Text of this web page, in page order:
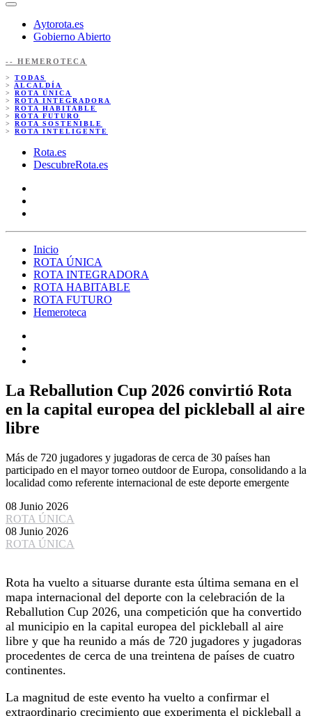
Aytorota.es
Gobierno Abierto
-- HEMEROTECA
> TODAS
> ALCALDÍA
> ROTA ÚNICA
> ROTA INTEGRADORA
> ROTA HABITABLE
> ROTA FUTURO
> ROTA SOSTENIBLE
> ROTA INTELIGENTE
Rota.es
DescubreRota.es
Inicio
ROTA ÚNICA
ROTA INTEGRADORA
ROTA HABITABLE
ROTA FUTURO
Hemeroteca
La Reballution Cup 2026 convirtió Rota
en la capital europea del pickleball al aire
libre
Más de 720 jugadores y jugadoras de cerca de 30 países han
participado en el mayor torneo outdoor de Europa, consolidando a la
localidad como referente internacional de este deporte emergente
08 Junio 2026
ROTA ÚNICA
08 Junio 2026
ROTA ÚNICA
Rota ha vuelto a situarse durante esta última semana en el
mapa internacional del deporte con la celebración de la
Reballution Cup 2026, una competición que ha convertido
al municipio en la capital europea del pickleball al aire
libre y que ha reunido a más de 720 jugadores y jugadoras
procedentes de cerca de una treintena de países de cuatro
continentes.
La magnitud de este evento ha vuelto a confirmar el
extraordinario crecimiento que experimenta el pickleball a